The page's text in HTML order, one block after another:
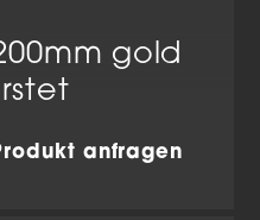
gold
anfragen